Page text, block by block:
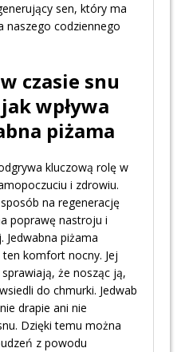
sen, który ma
naszego codziennego
czasie snu
wpływa
piżama
kluczową rolę w
i zdrowiu.
na regenerację
poprawę nastroju i
Jedwabna piżama
ten komfort nocny. Jej
że nosząc ją,
do chmurki. Jedwab
drapie ani nie
Dzięki temu można
z powodu